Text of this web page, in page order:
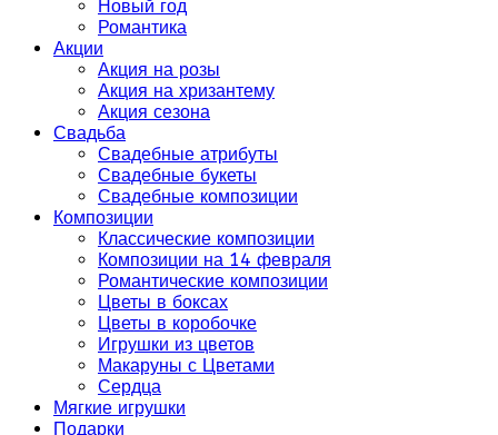
Новый год
Романтика
Акции
Акция на розы
Акция на хризантему
Акция сезона
Свадьба
Свадебные атрибуты
Свадебные букеты
Свадебные композиции
Композиции
Классические композиции
Композиции на 14 февраля
Романтические композиции
Цветы в боксах
Цветы в коробочке
Игрушки из цветов
Макаруны с Цветами
Сердца
Мягкие игрушки
Подарки